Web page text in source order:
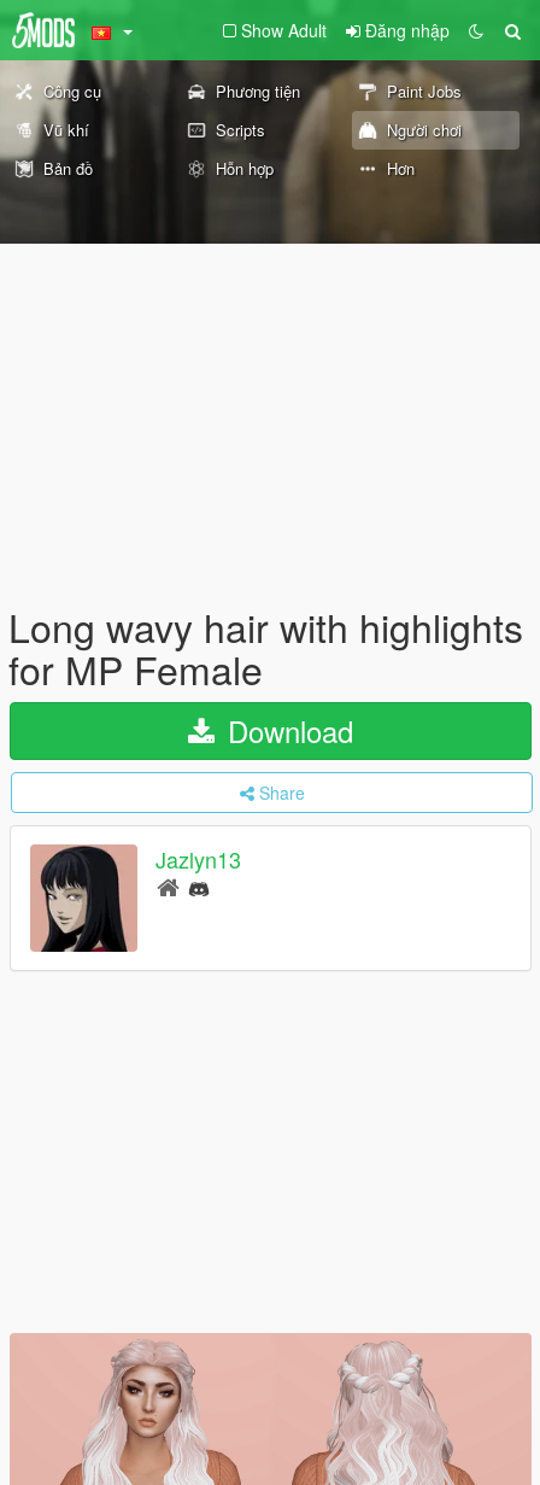
Show Adult Đăng nhập
Công cụ Phương tiện
Paint Jobs
Vũ khí
Scripts
Người chơi
Bản đồ
Hỗn hợp Hơn
Long wavy hair with highlights
for MP Female
Download
Share
Jazlyn13